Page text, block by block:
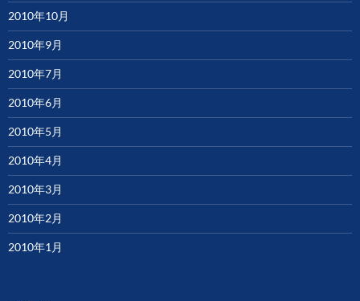
2010年10月
2010年9月
2010年7月
2010年6月
2010年5月
2010年4月
2010年3月
2010年2月
2010年1月